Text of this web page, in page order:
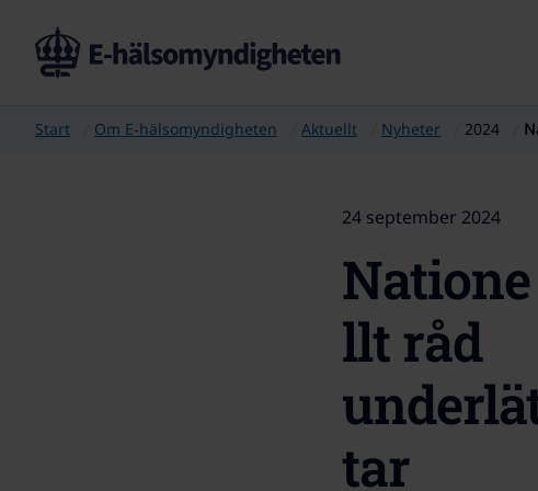
Start Om E‑hälsomyndigheten Aktuellt Nyheter 2024
Natione
llt råd
tar
24 september 2024